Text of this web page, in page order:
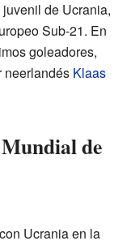
de Ucrania,
Sub-21. En
goleadores,
neerlandés Klaas
de
Ucrania en la